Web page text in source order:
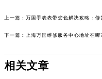
上一篇： 万国手表表带变色解决攻略：修
下一篇： 上海万国维修服务中心地址在哪?
相关文章